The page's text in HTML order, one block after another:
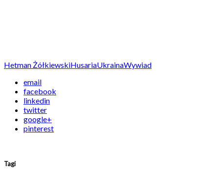
Hetman ŻółkiewskiHusariaUkrainaWywiad
email
facebook
linkedin
twitter
google+
pinterest
Tagi